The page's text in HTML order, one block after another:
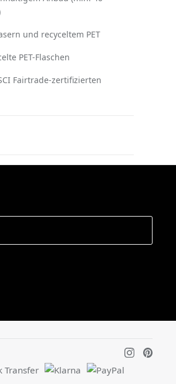
und recyceltem PET
PET-Flaschen
Fairtrade-zertifizierten